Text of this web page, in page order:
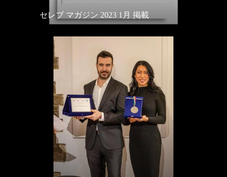
セレブ マガジン 2023 1月 掲載